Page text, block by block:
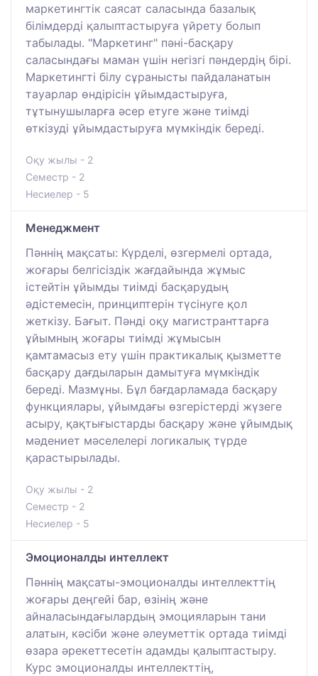
маркетингтік саясат саласында базалық
білімдерді қалыптастыруға үйрету болып
табылады. "Маркетинг" пәні-басқару
саласындағы маман үшін негізгі пәндердің бірі.
Маркетингті білу сұранысты пайдаланатын
тауарлар өндірісін ұйымдастыруға,
тұтынушыларға әсер етуге және тиімді
өткізуді ұйымдастыруға мүмкіндік береді.
Оқу жылы - 2
Семестр - 2
Несиелер - 5
Менеджмент
Пәннің мақсаты: Күрделі, өзгермелі ортада,
жоғары белгісіздік жағдайында жұмыс
істейтін ұйымды тиімді басқарудың
әдістемесін, принциптерін түсінуге қол
жеткізу. Бағыт. Пәнді оқу магистранттарға
ұйымның жоғары тиімді жұмысын
қамтамасыз ету үшін практикалық қызметте
басқару дағдыларын дамытуға мүмкіндік
береді. Мазмұны. Бұл бағдарламада басқару
функциялары, ұйымдағы өзгерістерді жүзеге
асыру, қақтығыстарды басқару және ұйымдық
мәдениет мәселелері логикалық түрде
қарастырылады.
Оқу жылы - 2
Семестр - 2
Несиелер - 5
Эмоционалды интеллект
Пәннің мақсаты-эмоционалды интеллекттің
жоғары деңгейі бар, өзінің және
айналасындағылардың эмоцияларын тани
алатын, кәсіби және әлеуметтік ортада тиімді
өзара әрекеттесетін адамды қалыптастыру.
Курс эмоционалды интеллекттің,